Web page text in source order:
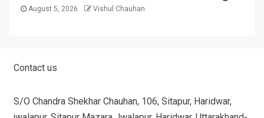
August 5, 2026 Vishul Chauhan
Contact us
S/O Chandra Shekhar Chauhan, 106, Sitapur, Haridwar,